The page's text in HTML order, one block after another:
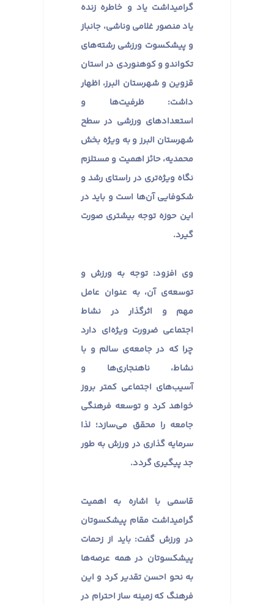
گرامیداشت یاد و خاطره زنده
یاد منصور غلامی وناشی، جانباز
و پیشکسوت ورزشی رشته‌های
تکواندو و کوهنوردی در استان
قزوین و شهرستان البرز، اظهار
داشت: ظرفیت‌ها و
استعدادهای ورزشی در سطح
شهرستان البرز و به ویژه بخش
محمدیه، حائز اهمیت و مستلزم
نگاه ویژه‌تری در راستای رشد و
شکوفایی آن‌ها است و باید در
این حوزه توجه بیشتری صورت
گیرد.
وی افزود: توجه به ورزش و
توسعه‌ی آن، به عنوان عامل
مهم و اثرگذار در نشاط
اجتماعی ضرورت ویژه‌ای دارد
چرا که در جامعه‌ی سالم و با
نشاط، ناهنجاری‌ها و
آسیب‌های اجتماعی کمتر بروز
خواهد کرد و توسعه فرهنگی
جامعه را محقق می‌سازد؛ لذا
سرمایه گذاری در ورزش به طور
جد پیگیری گردد.
قاسمی با اشاره به اهمیت
گرامیداشت مقام پیشکسوتان
در ورزش گفت: باید از زحمات
پیشکسوتان در همه عرصه‌ها
به نحو احسن تقدیر کرد و این
فرهنگ که زمینه ساز احترام در